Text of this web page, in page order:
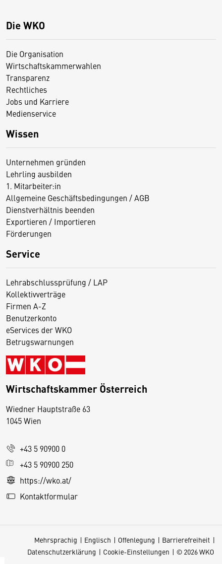
Die WKO
Die Organisation
Wirtschaftskammerwahlen
Transparenz
Rechtliches
Jobs und Karriere
Medienservice
Wissen
Unternehmen gründen
Lehrling ausbilden
1. Mitarbeiter:in
Allgemeine Geschäftsbedingungen / AGB
Dienstverhältnis beenden
Exportieren / Importieren
Förderungen
Service
Lehrabschlussprüfung / LAP
Kollektivverträge
Firmen A-Z
Benutzerkonto
eServices der WKO
Betrugswarnungen
Wirtschaftskammer Österreich
Wiedner Hauptstraße 63
1045 Wien
+43 5 90900 0
+43 5 90900 250
https://wko.at/
Kontaktformular
Mehrsprachig Englisch Offenlegung
Barrierefreiheit
Datenschutzerklärung
Cookie-Einstellungen © 2026 WKO
D
s
e
S
e